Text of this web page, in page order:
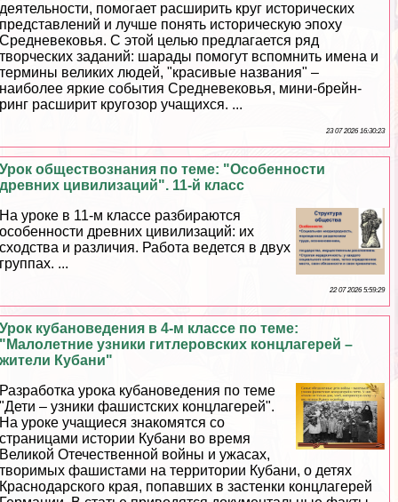
деятельности, помогает расширить круг исторических
представлений и лучше понять историческую эпоху
Средневековья. С этой целью предлагается ряд
творческих заданий: шарады помогут вспомнить имена и
термины великих людей, "красивые названия" –
наиболее яркие события Cредневековья, мини-брейн-
ринг расширит кругозор учащихся. ...
23 07 2026 16:30:23
Урок обществознания по теме: "Особенности
древних цивилизаций". 11-й класс
На уроке в 11-м классе разбираются
особенности древних цивилизаций: их
сходства и различия. Работа ведется в двух
группах. ...
22 07 2026 5:59:29
Урок кубановедения в 4-м классе по теме:
"Малолетние узники гитлеровских концлагерей –
жители Кубани"
Разработка урока кубановедения по теме
"Дети – узники фашистских концлагерей".
На уроке учащиеся знакомятся со
страницами истории Кубани во время
Великой Отечественной войны и ужасах,
творимых фашистами на территории Кубани, о детях
Краснодарского края, попавших в застенки концлагерей